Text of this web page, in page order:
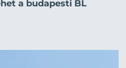
a budapesti BL